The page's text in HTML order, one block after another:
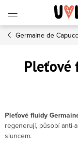
Germaine de
Pleťové
Pleťové fluidy
regenerují, působí anti-
sluncem.